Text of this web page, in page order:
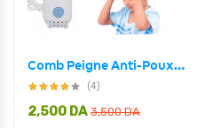
Comb Peigne Anti-Poux Électrique et Nettoyeur Cheveux
(4)
3,500DA
2,500 DA